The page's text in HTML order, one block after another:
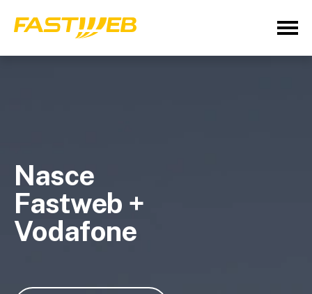
Nasce
Fastweb +
Vodafone